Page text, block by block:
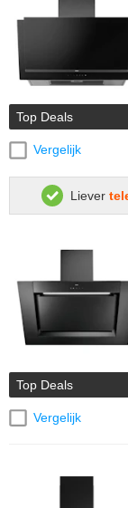
Top Deals
Vergelijk
Liever
Top Deals
Vergelijk